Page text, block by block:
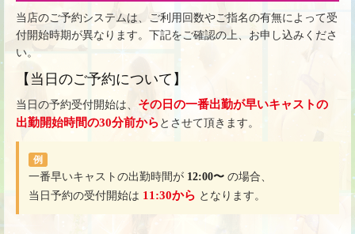
当店のご予約システムは、ご利用回数やご指名の有無によって受
付開始時期が異なります。下記をご確認の上、お申し込みくださ
い。
【当日のご予約について】
当日の予約受付開始は、 その日の一番出勤が早いキャストの
出勤開始時間の30分前からとさせて頂きます。
例
一番早いキャストの出勤時間が 12:00〜 の場合、
当日予約の受付開始は 11:30から となります。